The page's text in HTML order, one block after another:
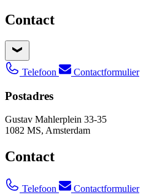
Contact
Telefoon Contactformulier
Postadres
Gustav Mahlerplein 33-35
1082 MS, Amsterdam
Contact
Telefoon Contactformulier